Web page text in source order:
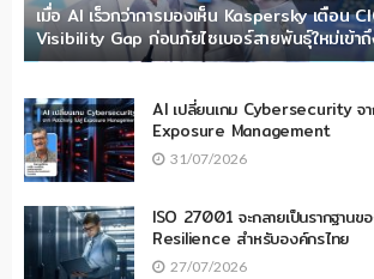
เมื่อ AI เร็วกว่าการมองเห็น Kaspersky เตือน
Visibility Gap ก่อนภัยไซเบอร์สายพันธุ์ใหม่เข้า
AI เปลี่ยนเกม Cybersecurity จ
Exposure Management
31/07/2026
ISO 27001 จะกลายเป็นรากฐาน
Resilience สำหรับองค์กรไทย
27/07/2026